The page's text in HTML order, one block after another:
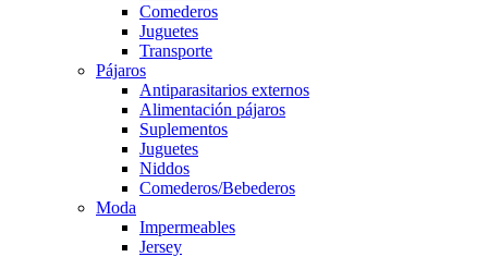
Comederos
Juguetes
Transporte
Pájaros
Antiparasitarios externos
Alimentación pájaros
Suplementos
Juguetes
Niddos
Comederos/Bebederos
Moda
Impermeables
Jersey